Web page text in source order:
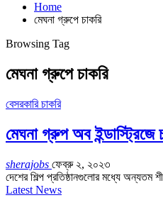
Home
মেঘনা গ্রুপে চাকরি
Browsing Tag
মেঘনা গ্রুপে চাকরি
বেসরকারি চাকরি
মেঘনা গ্রুপ অব ইন্ডাস্ট্রিজে
sherajobs ফেব্রু ২, ২০২৩
দেশের শিল্প প্রতিষ্ঠানগুলোর মধ্যে অন্যতম
Latest News